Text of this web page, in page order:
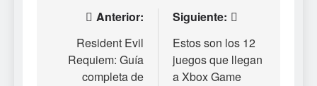
Navegación
entradas
Anterior:
Resident Evil
Requiem: Guía
completa de
Siguiente:
Estos son los 12
juegos que llegan
a Xbox Game